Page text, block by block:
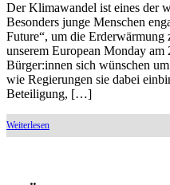
Der Klimawandel ist eines der
Besonders junge Menschen
Future“, um die Erderwärmung
unserem European Monday
Bürger:innen sich wünschen
wie Regierungen sie dabei
Beteiligung, […]